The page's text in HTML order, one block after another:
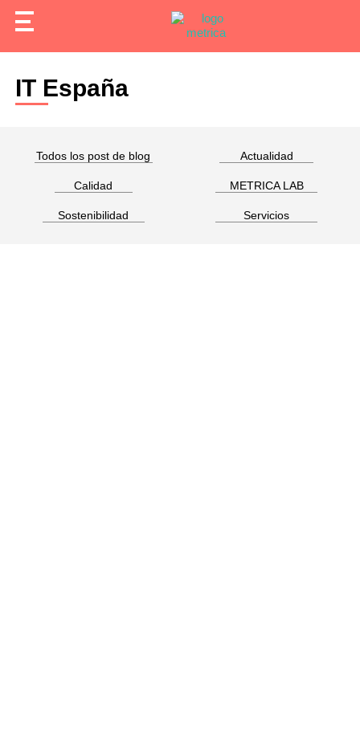
IT España
Todos los post de blog Actualidad
Calidad METRICA LAB
Sostenibilidad Servicios